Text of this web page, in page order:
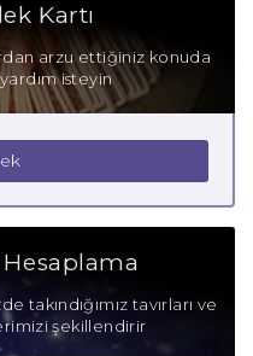
Yönleri
Tutkuları
Yanları
Yanları
Burcu
Burcu
Kartı
arzu ettiğiniz konuda
isteyin
takındığımız tavırları ve
şekillendirir